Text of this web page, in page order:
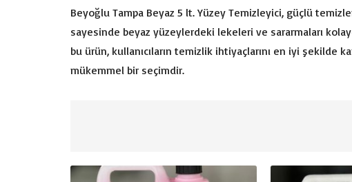
Beyoğlu Tampa Beyaz 5 lt. Yüzey Temizleyici, güçlü
sayesinde beyaz yüzeylerdeki lekeleri ve sararmaları
bu ürün, kullanıcıların temizlik ihtiyaçlarını en iyi
mükemmel bir seçimdir.